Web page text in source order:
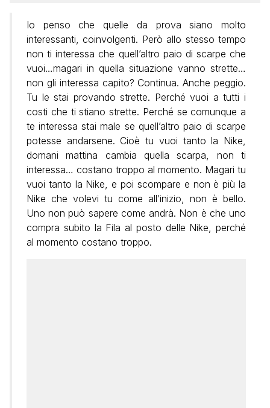
Io penso che quelle da prova siano molto
interessanti, coinvolgenti. Però allo stesso tempo
non ti interessa che quell’altro paio di scarpe che
vuoi…magari in quella situazione vanno strette…
non gli interessa capito? Continua. Anche peggio.
Tu le stai provando strette. Perché vuoi a tutti i
costi che ti stiano strette. Perché se comunque a
te interessa stai male se quell’altro paio di scarpe
potesse andarsene. Cioè tu vuoi tanto la Nike,
domani mattina cambia quella scarpa, non ti
interessa… costano troppo al momento. Magari tu
vuoi tanto la Nike, e poi scompare e non è più la
Nike che volevi tu come all’inizio, non è bello.
Uno non può sapere come andrà. Non è che uno
compra subito la Fila al posto delle Nike, perché
al momento costano troppo.